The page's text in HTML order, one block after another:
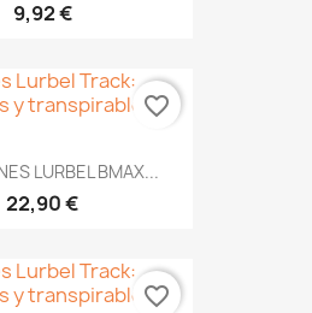
9,92 €
LURBEL BMAX...
22,90 €
favorite_border
favorite_border